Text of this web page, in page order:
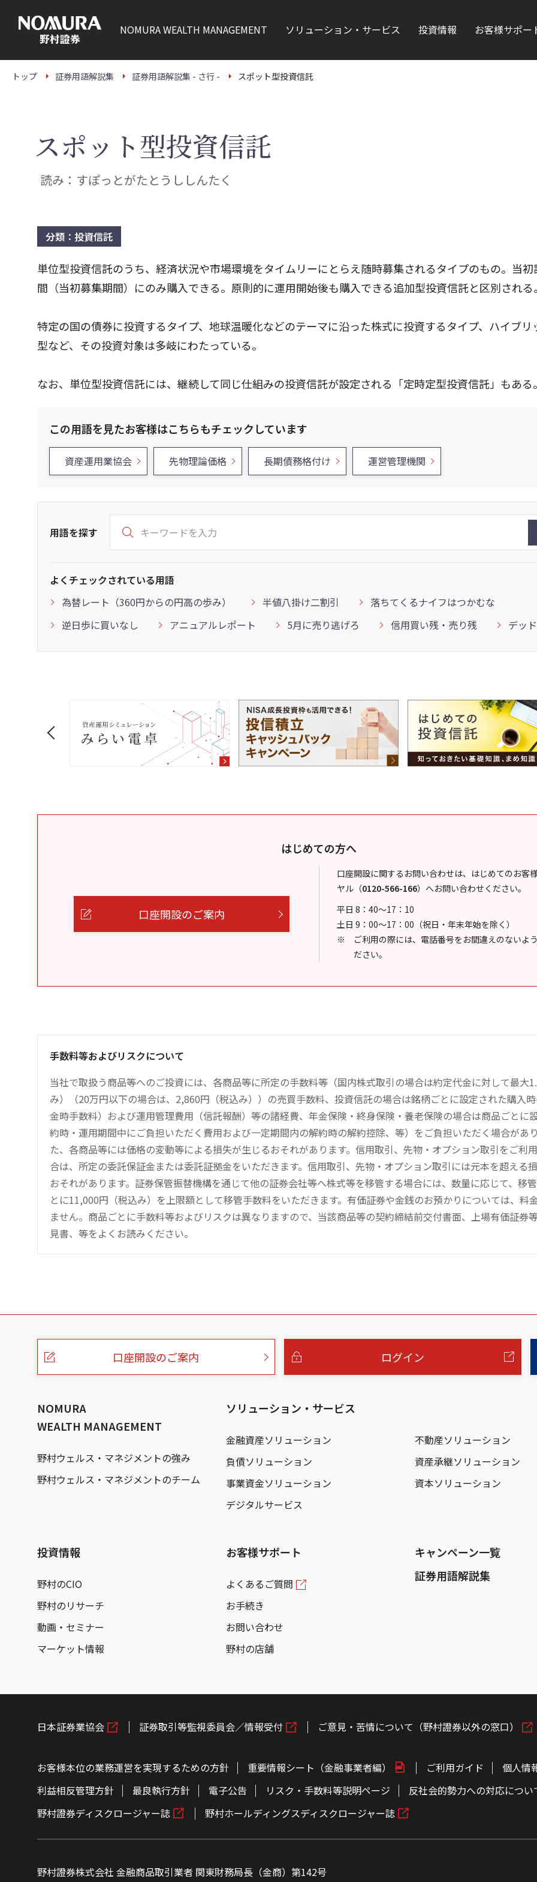
本
NOMURAWEALTH MANAGEMENT ソリューション・サービス 投資情報 お客様サポー
トップ 証券用語解説集 証券用語解説集 - さ行 - スポット型投資信託
スポット型投資信託
読み：すぽっとがたとうししんたく
分類：投資信託
単位型投資信託のうち、経済状況や市場環境をタイムリーにとらえ随時募集されるタイプのもの。当
間（当初募集期間）にのみ購入できる。原則的に運用開始後も購入できる追加型投資信託と区別される。
特定の国の債券に投資するタイプ、地球温暖化などのテーマに沿った株式に投資するタイプ、ハイブリ
型など、その投資対象は多岐にわたっている。
なお、単位型投資信託には、継続して同じ仕組みの投資信託が設定される「定時定型投資信託」もある。
この用語を見たお客様はこちらもチェックしています
資産運用業協会 先物理論価格 長期債務格付け 運営管理機関
用語を探す
よくチェックされている用語
為替レート（360円からの円高の歩み）
半値八掛け二割引
落ちてくるナイフはつかむな
逆日歩に買いなし
アニュアルレポート 5月に売り逃げろ 信用買い残・売り残 デッ
はじめての方へ
口座開設のご案内
口座開設に関するお問い合わせは、はじめてのお客
ヤル （0120-566-166） へお問い合わせください。
平日 8：40～17：10
土日 9：00～17：00（祝日・年末年始を除く）
ご利用の際には、電話番号をお間違えのないよ
ださい。
手数料等およびリスクについて
当社で取扱う商品等へのご投資には、各商品等に所定の手数料等（国内株式取引の場合は約定代金に対して最大
み）（20万円以下の場合は、2,860円（税込み））の売買手数料、投資信託の場合は銘柄ごとに設定された購入
金時手数料）および運用管理費用（信託報酬）等の諸経費、年金保険・終身保険・養老保険の場合は商品ごとに
約時・運用期間中にご負担いただく費用および一定期間内の解約時の解約控除、等）をご負担いただく場合があ
た、各商品等には価格の変動等による損失が生じるおそれがあります。信用取引、先物・オプション取引をご利
合は、所定の委託保証金または委託証拠金をいただきます。信用取引、先物・オプション取引には元本を超える
おそれがあります。証券保管振替機構を通じて他の証券会社等へ株式等を移管する場合には、数量に応じて、移
とに11,000円（税込み）を上限額として移管手数料をいただきます。有価証券や金銭のお預かりについては、料
ません。商品ごとに手数料等およびリスクは異なりますので、当該商品等の契約締結前交付書面、上場有価証券
見書、等をよくお読みください。
こ
口座開設のご案内 ログイン
NOMURA
WEALTH MANAGEMENT
野村ウェルス・マネジメントの強み
野村ウェルス・マネジメントのチーム
ソリューション・サービス
金融資産ソリューション 不動産ソリューション
負債ソリューション
資産承継ソリューション
事業資金ソリューション
資本ソリューション
デジタルサービス
投資情報
野村のCIO
野村のリサーチ
動画・セミナー
マーケット情報
お客様サポート
よくあるご質問
お手続き
お問い合わせ
野村の店舗
キャンペーン一覧
証券用語解説集
日本証券業協会 証券取引等監視委員会／情報受付 ご意見・苦情について（野村證券以外の窓口）
お客様本位の業務運営を実現するための方針 重要情報シート（金融事業者編） ご利用ガイド 個人情
利益相反管理方針
最良執行方針 電子公告 リスク・手数料等説明ページ 反社会的勢力への対応につい
野村證券ディスクロージャー誌
野村ホールディングスディスクロージャー誌
野村證券株式会社 金融商品取引業者 関東財務局長（金商）第142号